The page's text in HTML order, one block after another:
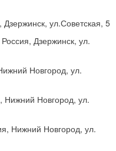
Дзержинск, ул.Советская, 5
Россия, Дзержинск, ул.
Новгород, ул.
Нижний Новгород, ул.
Нижний Новгород, ул.